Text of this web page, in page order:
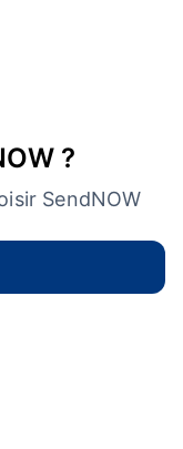
?
SendNOW